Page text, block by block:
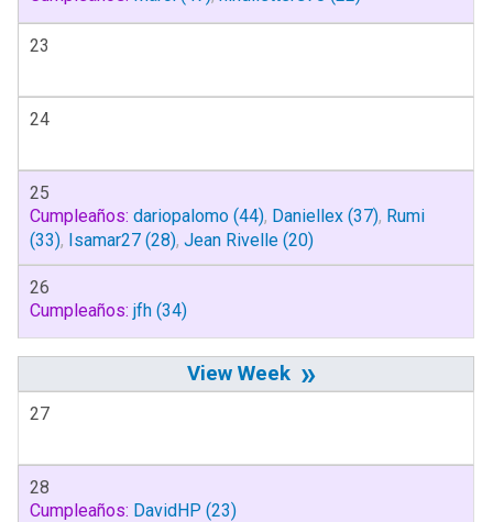
23
24
25
Cumpleaños: dariopalomo (44), Daniellex (37), Rumi
(33), Isamar27 (28), Jean Rivelle (20)
26
Cumpleaños: jfh (34)
»
27
28
Cumpleaños: DavidHP (23)